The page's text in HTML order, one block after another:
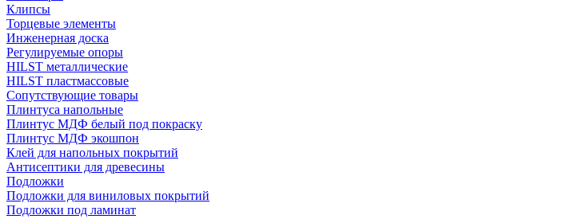
Клипсы
Торцевые элементы
Инженерная доска
Регулируемые опоры
HILST металлические
HILST пластмассовые
Сопутствующие товары
Плинтуса напольные
Плинтус МДФ белый под покраску
Плинтус МДФ экошпон
Клей для напольных покрытий
Антисептики для древесины
Подложки
Подложки для виниловых покрытий
Подложки под ламинат